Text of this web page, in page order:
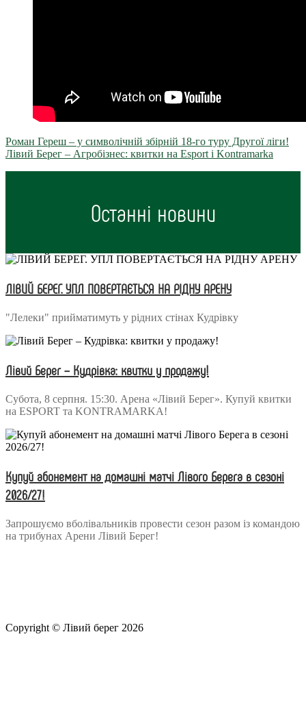
Роман Гереш – у символічній збірній 18-го туру Другої ліги!
Лівий Берег – Агробізнес: квитки на Esport i Kontramarka
Останні новини
ЛІВИЙ БЕРЕГ. УПЛ ПОВЕРТАЄТЬСЯ НА РІДНУ АРЕНУ
"Лелеки" прийматимуть у рідних стінах Кудрівку
Лівий Берег – Кудрівка: квитки у продажу!
Субота, 8 серпня. 15:30. Арена «Лівий Берег». Купуй квитки
на ESPORT та KONTRAMARKA!
Купуй абонемент на домашні матчі Лівого Берега в сезоні
2026/27!
Запрошуємо вболівальників провести сезон разом із командою
на трибунах Арени Лівий Берег!
Copyright © Лівий берег 2026